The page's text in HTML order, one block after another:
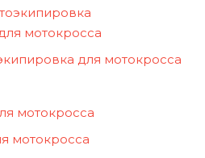
мотокросса
для мотокросса
мотокросса
мотокросса